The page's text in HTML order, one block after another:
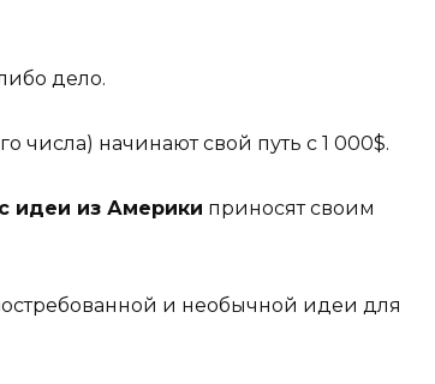
дело.
числа) начинают свой путь с 1 000$.
идеи из Америки приносят своим
и необычной идеи для